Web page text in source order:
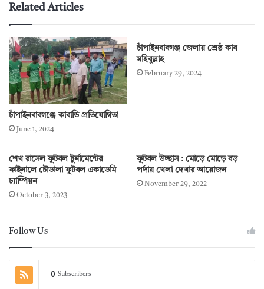
Related Articles
চাঁপাইনবাবগঞ্জে কাবাডি প্রতিযোগিতা
June 1, 2024
চাঁপাইনবাবগঞ্জ জেলায় শ্রেষ্ঠ কাব
মহিবুল্লাহ
February 29, 2024
শেখ রাসেল ফুটবল টুর্নামেন্টের
ফাইনালে চৌডালা ফুটবল একাডেমি
চ্যাম্পিয়ন
October 3, 2023
ফুটবল উচ্ছাস : মোড়ে মোড়ে বড়
পর্দায় খেলা দেখার আয়োজন
November 29, 2022
Follow Us
0 Subscribers